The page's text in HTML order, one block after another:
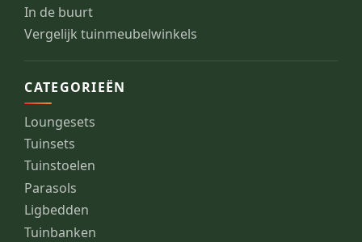
In de buurt
Vergelijk tuinmeubelwinkels
CATEGORIEËN
Loungesets
Tuinsets
Tuinstoelen
Parasols
Ligbedden
Tuinbanken